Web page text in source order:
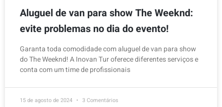
Aluguel de van para show The Weeknd:
evite problemas no dia do evento!
Garanta toda comodidade com aluguel de van para show
do The Weeknd! A Inovan Tur oferece diferentes serviços e
conta com um time de profissionais
15 de agosto de 2024 3 Comentários